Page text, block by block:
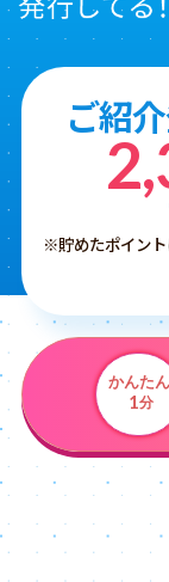
ご紹
※貯めたポイン
かんたん
1分